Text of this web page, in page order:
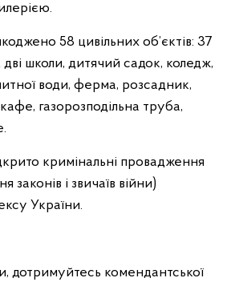
58 цивільних об’єктів: 37
школи, дитячий садок, коледж,
води, ферма, розсадник,
газорозподільна труба,
кримінальні провадження
законів і звичаїв війни)
України.
дотримуйтесь комендантської